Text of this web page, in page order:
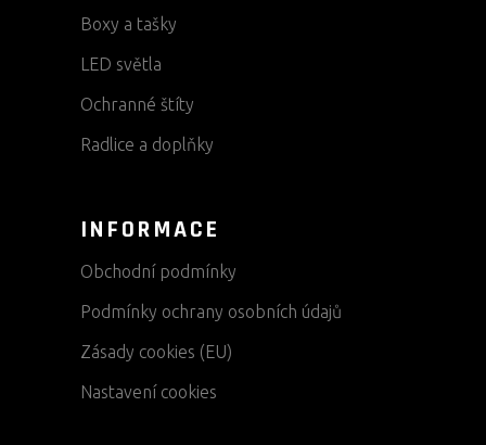
Boxy a tašky
LED světla
Ochranné štíty
Radlice a doplňky
INFORMACE
Obchodní podmínky
Podmínky ochrany osobních údajů
Zásady cookies (EU)
Nastavení cookies